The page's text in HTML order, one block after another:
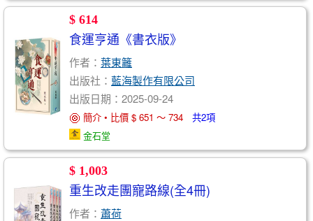
$ 614
食運亨通《書衣版》
作者： 葉東籬
出版社： 藍海製作有限公司
出版日期：2025-09-24
簡介 • 比價 $ 651 ～ 734 共2項
金石堂
$ 1,003
重生改走團寵路線(全4冊)
作者： 蕭荷